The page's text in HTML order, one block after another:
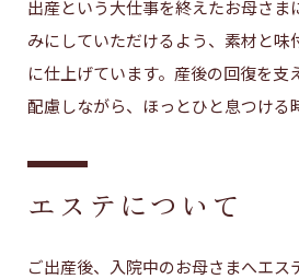
出産という大仕事を終えたお母さま
みにしていただけるよう、素材と味
に仕上げています。産後の回復を支
配慮しながら、ほっとひと息つける
エステについて
ご出産後、入院中のお母さまへエス